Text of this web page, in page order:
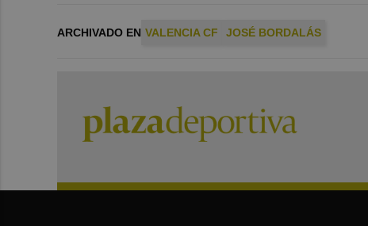
ARCHIVADO EN VALENCIA CF JOSÉ BORDALÁS